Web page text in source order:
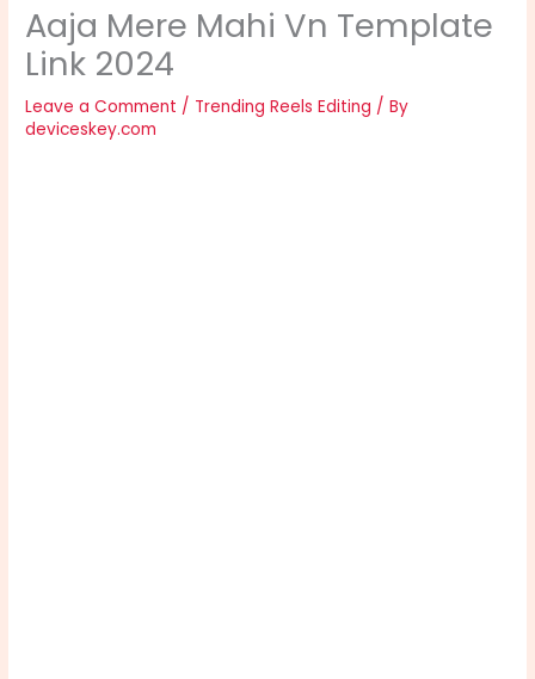
Aaja Mere Mahi Vn Template
Link 2024
Leave a Comment / Trending Reels Editing / By
deviceskey.com